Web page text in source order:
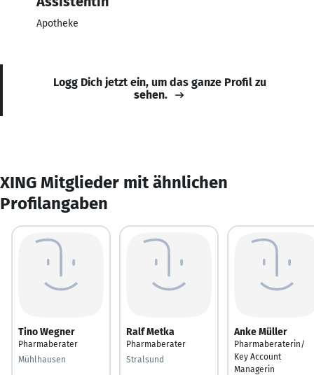
Apotheke
Logg Dich jetzt ein, um das ganze Profil zu
sehen.
XING Mitglieder mit ähnlichen
Profilangaben
Tino Wegner
Pharmaberater
Mühlhausen
Ralf Metka
Pharmaberater
Stralsund
Anke Müller
Pharmaberaterin/
Key Account
Managerin